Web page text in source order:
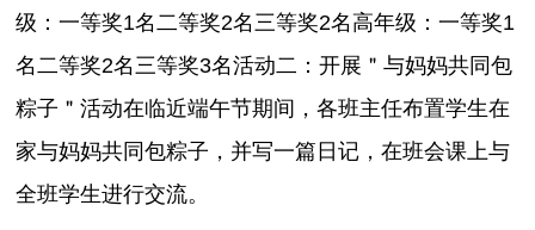
级：一等奖1名二等奖2名三等奖2名高年级：一等奖1
名二等奖2名三等奖3名活动二：开展＂与妈妈共同包
粽子＂活动在临近端午节期间，各班主任布置学生在
家与妈妈共同包粽子，并写一篇日记，在班会课上与
全班学生进行交流。